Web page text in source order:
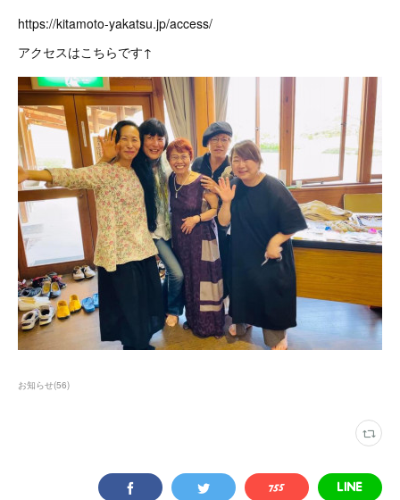
https://kitamoto-yakatsu.jp/access/
アクセスはこちらです↑
お知らせ(56)